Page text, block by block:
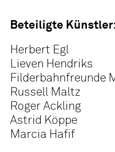
Beteiligte
Herbert Egl
Lieven Hendriks
Filderbahnfreunde
Russell Maltz
Roger Ackling
Astrid Köppe
Marcia Hafif